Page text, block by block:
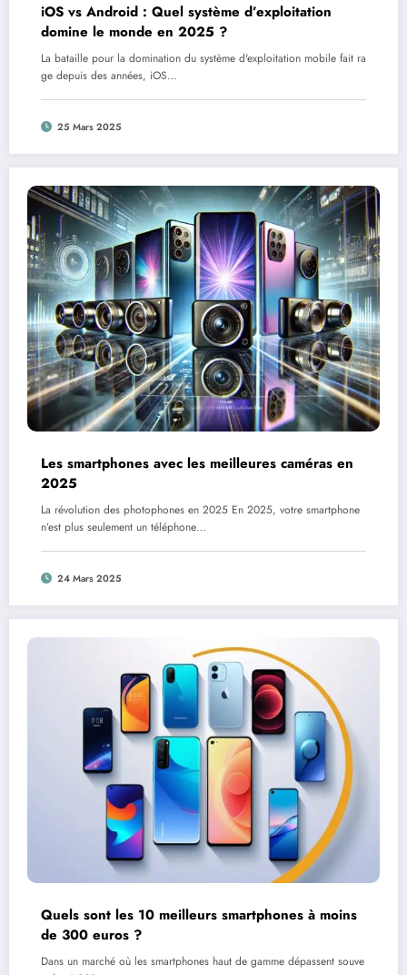
iOS vs Android : Quel système d’exploitation
domine le monde en 2025 ?
La bataille pour la domination du système d'exploitation mobile fait ra
ge depuis des années, iOS…
25 Mars 2025
Les smartphones avec les meilleures caméras en
2025
La révolution des photophones en 2025 En 2025, votre smartphone
n’est plus seulement un téléphone…
24 Mars 2025
Quels sont les 10 meilleurs smartphones à moins
de 300 euros ?
Dans un marché où les smartphones haut de gamme dépassent souve